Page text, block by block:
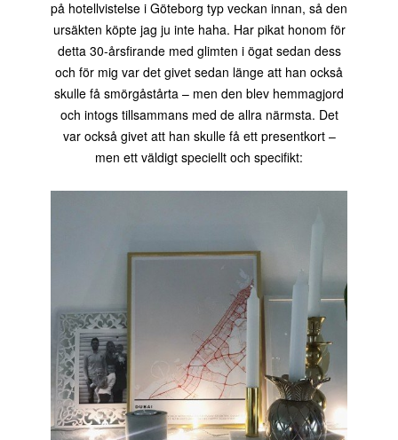
på hotellvistelse i Göteborg typ veckan innan, så den
ursäkten köpte jag ju inte haha. Har pikat honom för
detta 30-årsfirande med glimten i ögat sedan dess
och för mig var det givet sedan länge att han också
skulle få smörgåstårta – men den blev hemmagjord
och intogs tillsammans med de allra närmsta. Det
var också givet att han skulle få ett presentkort –
men ett väldigt speciellt och specifikt: